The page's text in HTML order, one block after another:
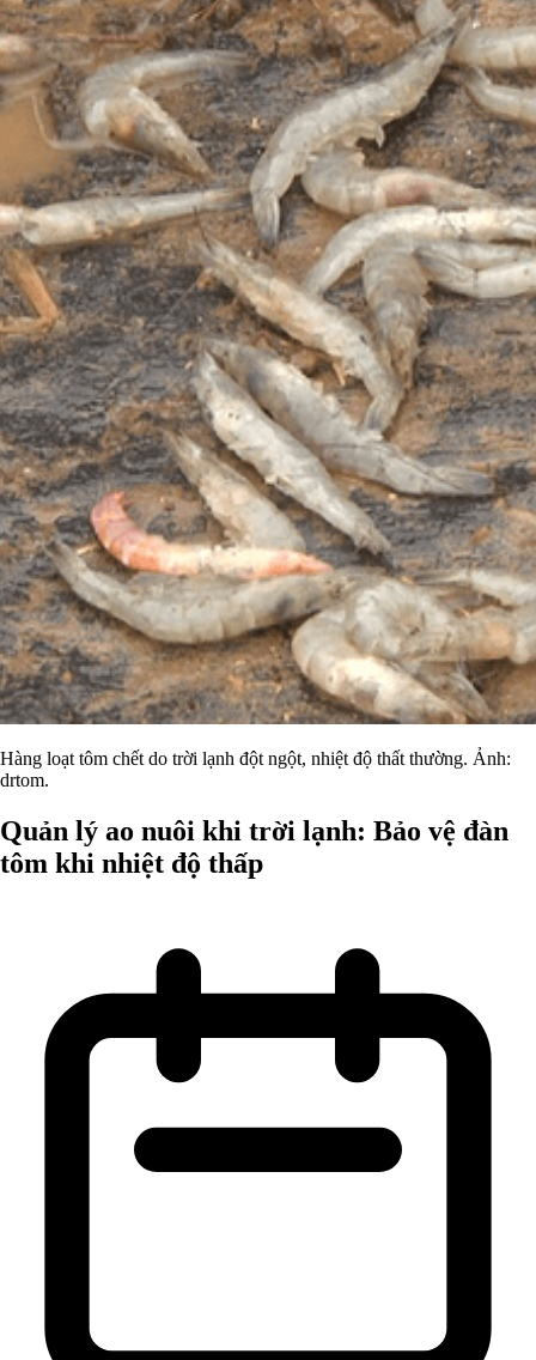
Hàng loạt tôm chết do trời lạnh đột ngột, nhiệt độ thất thường. Ảnh:
drtom.
Quản lý ao nuôi khi trời lạnh: Bảo vệ đàn
tôm khi nhiệt độ thấp